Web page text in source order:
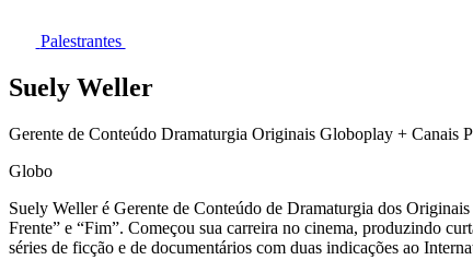
Palestrantes
Suely Weller
Gerente de Conteúdo Dramaturgia Originais Globoplay + Canais
Globo
Suely Weller é Gerente de Conteúdo de Dramaturgia dos
Frente” e “Fim”. Começou sua carreira no cinema, produzindo curtas e longas metragens. Foi Gerente Artística
séries de ficção e de documentários com